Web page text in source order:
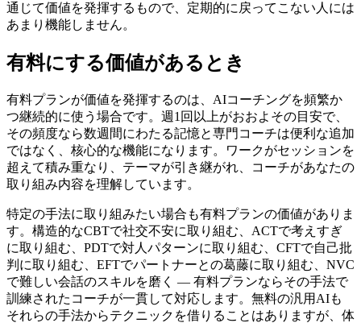
通じて価値を発揮するもので、定期的に戻ってこない人には
あまり機能しません。
有料にする価値があるとき
有料プランが価値を発揮するのは、AIコーチングを頻繁か
つ継続的に使う場合です。週1回以上がおおよその目安で、
その頻度なら数週間にわたる記憶と専門コーチは便利な追加
ではなく、核心的な機能になります。ワークがセッションを
超えて積み重なり、テーマが引き継がれ、コーチがあなたの
取り組み内容を理解しています。
特定の手法に取り組みたい場合も有料プランの価値がありま
す。構造的なCBTで社交不安に取り組む、ACTで考えすぎ
に取り組む、PDTで対人パターンに取り組む、CFTで自己批
判に取り組む、EFTでパートナーとの葛藤に取り組む、NVC
で難しい会話のスキルを磨く — 有料プランならその手法で
訓練されたコーチが一貫して対応します。無料の汎用AIも
それらの手法からテクニックを借りることはありますが、体